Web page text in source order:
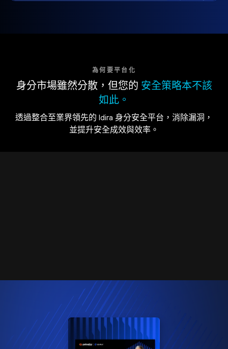
為何要平台化
身分市場雖然分散，但您的 安全策略本不該
如此。
透過整合至業界領先的 Idira 身分安全平台，消除漏洞，
並提升安全成效與效率。